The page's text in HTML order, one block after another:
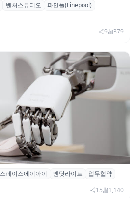
어데이, 스타트업 전문가 매
출시
벤처스튜디오
파인풀(Finepool)
9 379
크 스타트업 3곳과 손잡고
든다
스페이스에이아이 엔닷라이트
업무협약
15 1,140